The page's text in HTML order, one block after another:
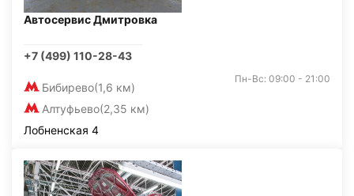
Автосервис Дмитровка
+7 (499) 110-28-43
Бибирево(1,6 км)
Алтуфьево(2,35 км)
Пн-Вс: 09:00 - 21:00
Лобненская 4